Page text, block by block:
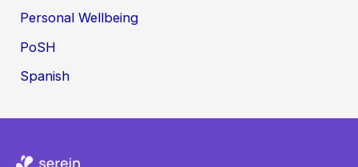
Personal Wellbeing
PoSH
Spanish